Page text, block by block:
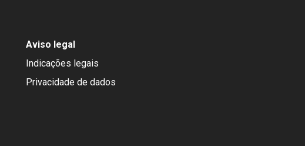
Aviso legal
Indicações legais
Privacidade de dados